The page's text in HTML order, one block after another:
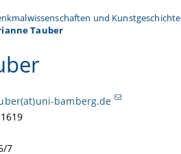
und Kunstgeschichte
Tauber
bamberg.de
7